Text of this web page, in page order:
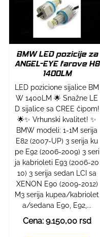
BMW LED pozicije za
ANGEL-EYE farove H8
1400LM
LED pozicione sijalice BM
W 1400LM 🌟 Snažne LE
D sijalice sa CREE čipom!
🌟✨ Vrhunski kvalitet! ✨
BMW modeli: 1-1M serija
E82 (2007-UP) 3 serija ku
pe E92 (2006-2009) 3 seri
ja kabrioleti E93 (2006-20
10) 3 serija sedan LCI sa
XENON E90 (2009-2012)
M3 serija kupea/kabriolet
a/sedana E90, E92,...
Cena: 9.150,00 rsd